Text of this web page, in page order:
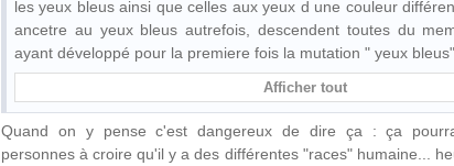
les yeux bleus ainsi que celles aux yeux d une couleur
ancetre au yeux bleus autrefois, descendent toutes du
ayant développé pour la premiere fois la mutation " yeux
Afficher tout
Quand on y pense c'est dangereux de dire ça : ça
personnes à croire qu'il y a des différentes "races" humaine...